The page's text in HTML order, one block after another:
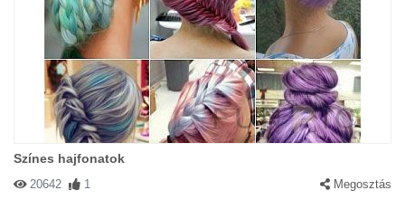
Színes hajfonatok
20642 1 Megosztás